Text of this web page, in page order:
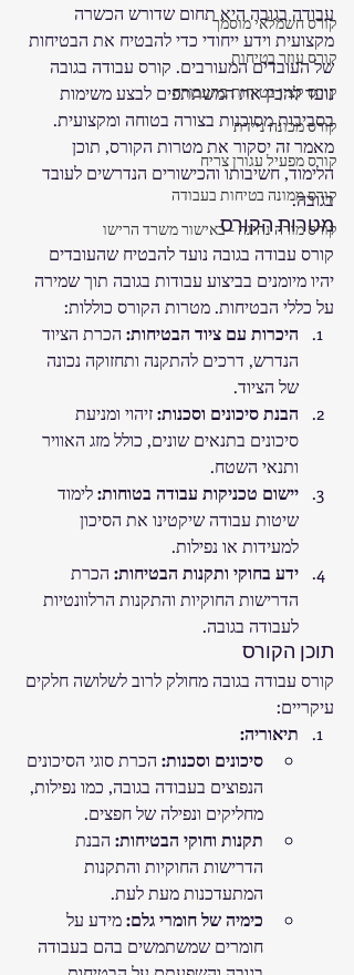
קורס חשמלאי מוסמך
קורס עוזר בטיחות
קורס קצין בטיחות בתעבורה
קורס מכונה ניידת
קורס מפעיל עגורן צריח
קורס ממונה בטיחות בעבודה
קורס מורה נהיגה - באישור משרד הרישו
עבודה בגובה היא תחום שדורש הכשרה
מקצועית וידע ייחודי כדי להבטיח את הבטיחות
של העובדים המעורבים. קורס עבודה בגובה
נועד להכין את המשתתפים לבצע משימות
בסביבות מסוכנות בצורה בטוחה ומקצועית.
מאמר זה יסקור את מטרות הקורס, תוכן
הלימוד, חשיבותו והכישורים הנדרשים לעובד
בגובה.
מטרות הקורס
קורס עבודה בגובה נועד להבטיח שהעובדים
יהיו מיומנים בביצוע עבודות בגובה תוך שמירה
על כללי הבטיחות. מטרות הקורס כוללות:
היכרות עם ציוד הבטיחות: הכרת הציוד
הנדרש, דרכים להתקנה ותחזוקה נכונה
של הציוד.
הבנת סיכונים וסכנות: זיהוי ומניעת
סיכונים בתנאים שונים, כולל מזג האוויר
ותנאי השטח.
יישום טכניקות עבודה בטוחות: לימוד
שיטות עבודה שיקטינו את הסיכון
למעידות או נפילות.
ידע בחוקי ותקנות הבטיחות: הכרת
הדרישות החוקיות והתקנות הרלוונטיות
לעבודה בגובה.
תוכן הקורס
קורס עבודה בגובה מחולק לרוב לשלושה חלקים
עיקריים:
תיאוריה:
סיכונים וסכנות: הכרת סוגי הסיכונים
הנפוצים בעבודה בגובה, כמו נפילות,
מחליקים ונפילה של חפצים.
תקנות וחוקי הבטיחות: הבנת
הדרישות החוקיות והתקנות
המתעדכנות מעת לעת.
כימיה של חומרי גלם: מידע על
חומרים שמשתמשים בהם בעבודה